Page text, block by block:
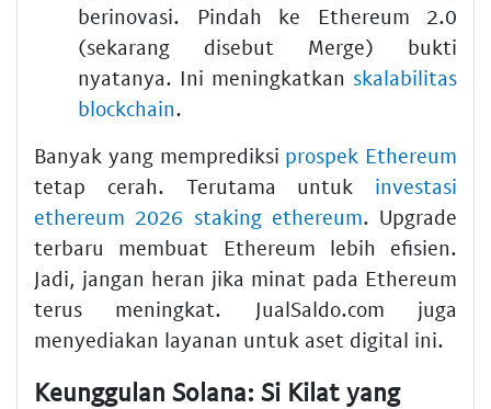
berinovasi. Pindah ke Ethereum 2.0
(sekarang disebut Merge) bukti
nyatanya. Ini meningkatkan skalabilitas
blockchain.
Banyak yang memprediksi prospek Ethereum
tetap cerah. Terutama untuk investasi
ethereum 2026 staking ethereum. Upgrade
terbaru membuat Ethereum lebih efisien.
Jadi, jangan heran jika minat pada Ethereum
terus meningkat. JualSaldo.com juga
menyediakan layanan untuk aset digital ini.
Keunggulan Solana: Si Kilat yang